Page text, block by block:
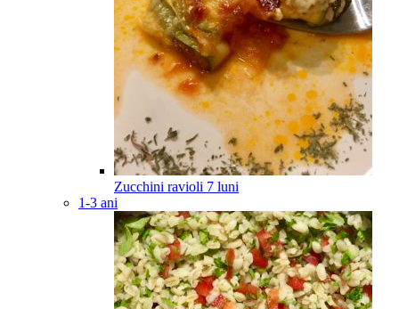
Zucchini ravioli 7 luni
1-3 ani